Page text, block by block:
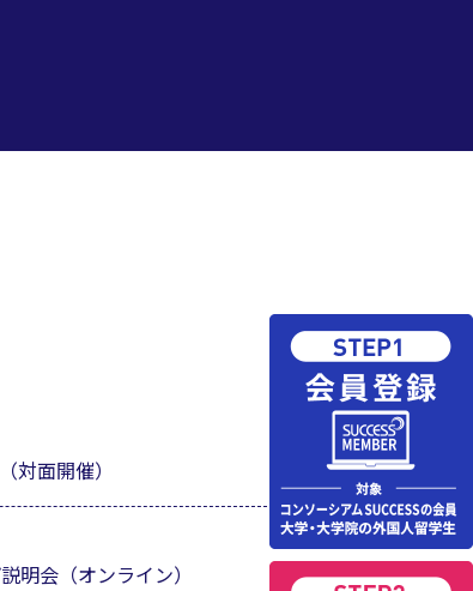
対面開催）
明会（オンライン）